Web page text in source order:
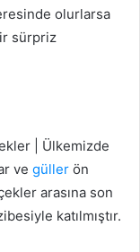
olurlarsa
sürpriz
| Ülkemizde
ve güller ön
arasına son
katılmıştır.